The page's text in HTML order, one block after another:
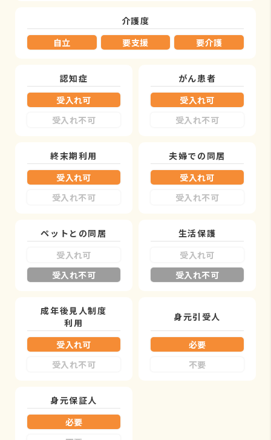
介護度
自立
要支援 要介護
認知症
受入れ可
受入れ不可
がん患者
受入れ可
受入れ不可
終末期利用
受入れ可
受入れ不可
夫婦での同居
受入れ可
受入れ不可
ペットとの同居
受入れ可
受入れ不可
生活保護
受入れ可
受入れ不可
成年後見人制度
利用
受入れ可
受入れ不可
身元引受人
必要
不要
身元保証人
必要